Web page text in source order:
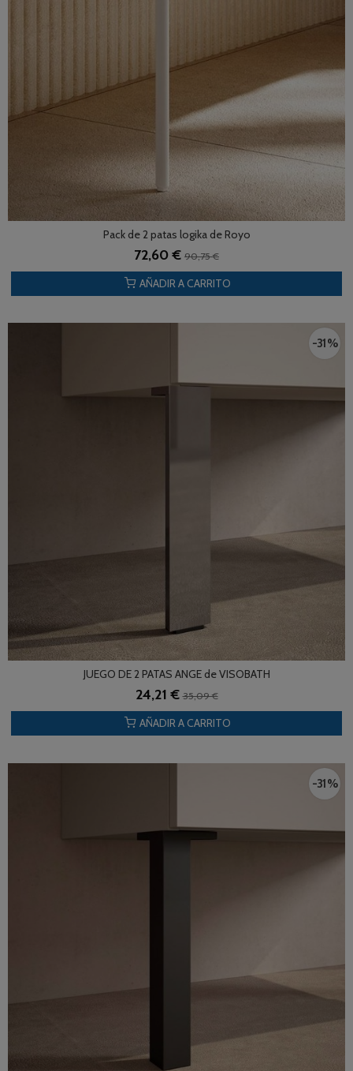
Pack de 2 patas logika de Royo
72,60 € 90,75 €
AÑADIR A CARRITO
-31 %
JUEGO DE 2 PATAS ANGE de VISOBATH
24,21 €35,09 €
AÑADIR A CARRITO
-31 %